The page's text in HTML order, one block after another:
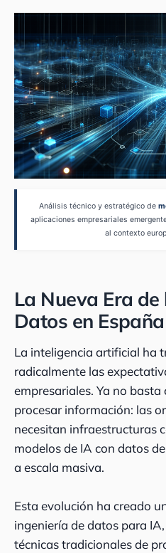
Análisis técnico y estratégico de
aplicaciones empresariales
al contexto
La Nueva Era
Datos en España
La inteligencia artificial ha
radicalmente las
empresariales. Ya no
procesar información: las
necesitan infraestructuras
modelos de IA con datos
a escala masiva.
Esta evolución ha creado
ingeniería de datos para
técnicas tradicionales de